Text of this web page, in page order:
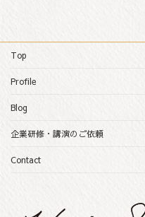
Top
Profile
Blog
企業研修・講演のご依頼
Contact